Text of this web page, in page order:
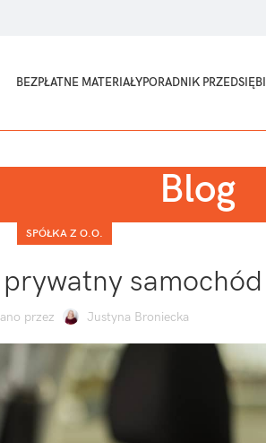
BEZPŁATNE MATERIAŁYPORADNIK
Blog
SPÓŁKA Z O.O.
samochód
przez Justyna Broniecka